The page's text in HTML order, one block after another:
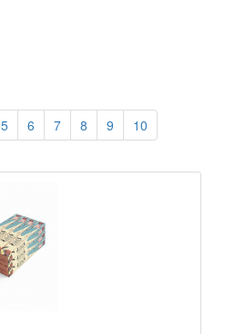
5 6 7 8 9 10